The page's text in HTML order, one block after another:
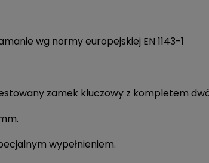
wg normy europejskiej EN 1143-1
zamek kluczowy z kompletem
wypełnieniem.